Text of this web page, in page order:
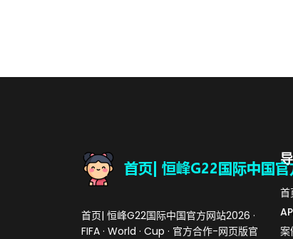
首页| 恒峰G22国际中国官方网站2026 ·
FIFA · World · Cup · 官方合作-网页版官
首
案